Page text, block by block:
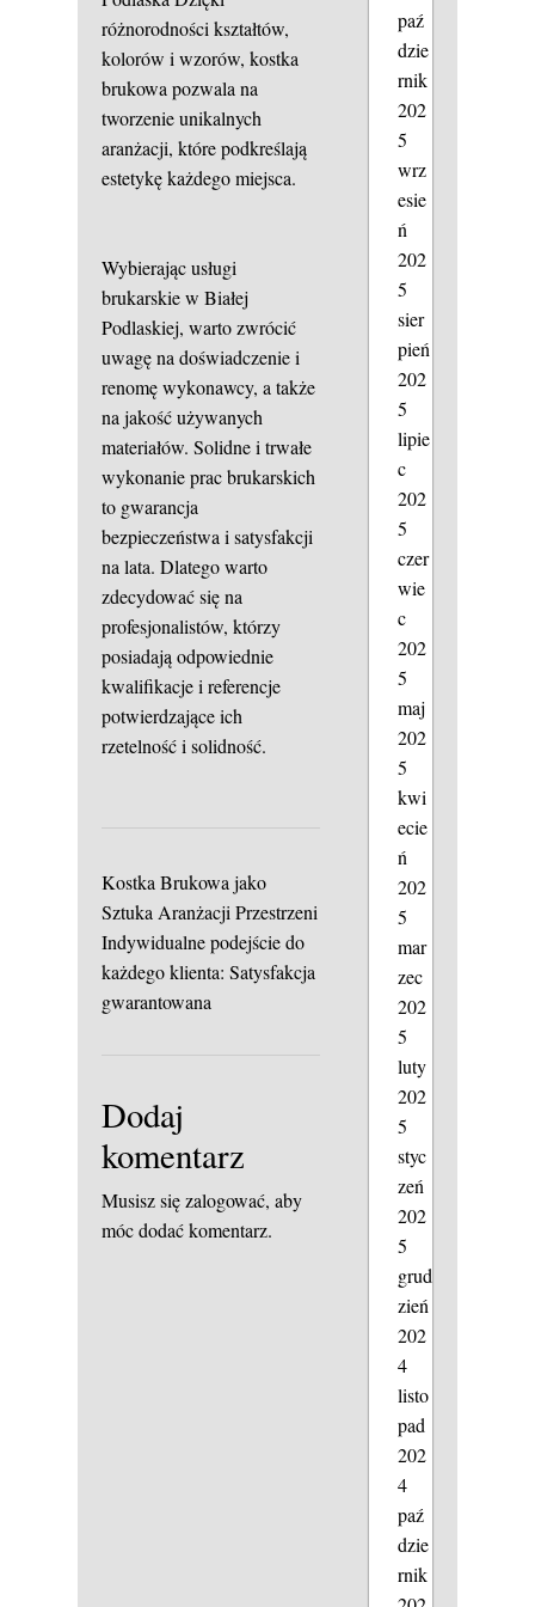
różnorodności kształtów,
kolorów i wzorów, kostka
brukowa pozwala na
tworzenie unikalnych
aranżacji, które podkreślają
estetykę każdego miejsca.
Wybierając usługi
brukarskie w Białej
Podlaskiej, warto zwrócić
uwagę na doświadczenie i
renomę wykonawcy, a także
na jakość używanych
materiałów. Solidne i trwałe
wykonanie prac brukarskich
to gwarancja
bezpieczeństwa i satysfakcji
na lata. Dlatego warto
zdecydować się na
profesjonalistów, którzy
posiadają odpowiednie
kwalifikacje i referencje
potwierdzające ich
rzetelność i solidność.
Kostka Brukowa jako
Sztuka Aranżacji Przestrzeni
Indywidualne podejście do
każdego klienta: Satysfakcja
gwarantowana
Dodaj
komentarz
Musisz sięzalogować, aby
móc dodać komentarz.
paź
dzie
rnik
202
5
wrz
esie
ń
202
5
sier
pień
202
5
lipie
c
202
5
czer
wie
c
202
5
maj
202
5
kwi
ecie
ń
202
5
mar
zec
202
5
luty
202
5
styc
zeń
202
5
grud
zień
202
4
listo
pad
202
4
paź
dzie
rnik